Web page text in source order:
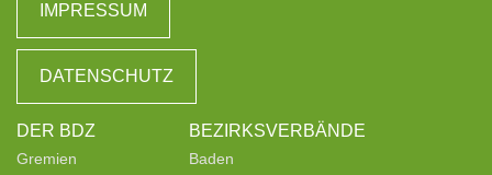
IMPRESSUM
DATENSCHUTZ
DER BDZ
Gremien
BEZIRKSVERBÄNDE
Baden